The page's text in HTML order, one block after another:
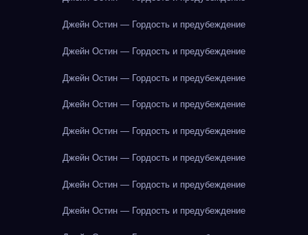
Джейн Остин — Гордость и предубеждение
Джейн Остин — Гордость и предубеждение
Джейн Остин — Гордость и предубеждение
Джейн Остин — Гордость и предубеждение
Джейн Остин — Гордость и предубеждение
Джейн Остин — Гордость и предубеждение
Джейн Остин — Гордость и предубеждение
Джейн Остин — Гордость и предубеждение